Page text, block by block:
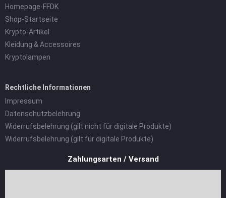
Homepage-FFDK
Shop-Startseite
Krypto-Artikel
Kleidung & Accessoires
Kryptolampen
Rechtliche Informationen
Impressum
Datenschutzbelehrung
Widerrufsbelehrung (gilt nicht für digitale Produkte)
Widerrufsbelehrung (gilt für digitale Produkte)
Zahlungsarten / Versand